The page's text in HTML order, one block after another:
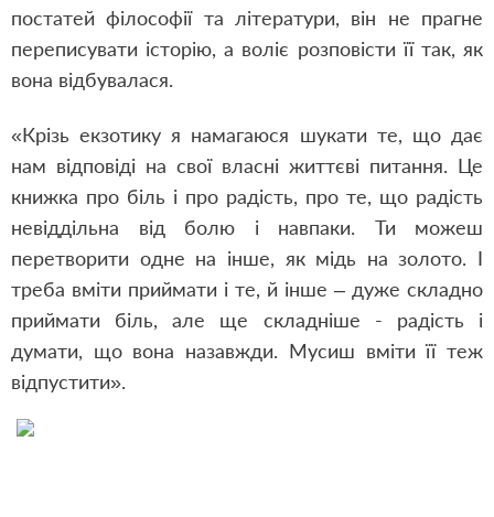
постатей філософії та літератури, він не прагне
переписувати історію, а воліє розповісти її так, як
вона відбувалася.
«Крізь екзотику я намагаюся шукати те, що дає
нам відповіді на свої власні життєві питання. Це
книжка про біль і про радість, про те, що радість
невіддільна від болю і навпаки. Ти можеш
перетворити одне на інше, як мідь на золото. І
треба вміти приймати і те, й інше – дуже складно
приймати біль, але ще складніше - радість і
думати, що вона назавжди. Мусиш вміти її теж
відпустити».